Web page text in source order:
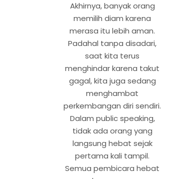
Akhirnya, banyak orang
memilih diam karena
merasa itu lebih aman.
Padahal tanpa disadari,
saat kita terus
menghindar karena takut
gagal, kita juga sedang
menghambat
perkembangan diri sendiri.
Dalam public speaking,
tidak ada orang yang
langsung hebat sejak
pertama kali tampil.
Semua pembicara hebat